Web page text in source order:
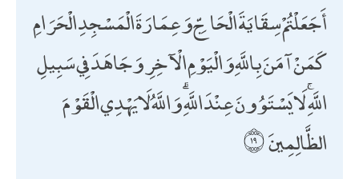
أَجَعَلْتُمْ سِقَايَةَ الْحَاجِّ وَعِمَارَةَ الْمَسْجِدِ الْحَرَامِ
كَمَنْ آمَنَ بِاللَّهِ وَالْيَوْمِ الْآخِرِ وَجَاهَدَ فِي سَبِيلِ
اللَّهِ ۚ لَا يَسْتَوُونَ عِنْدَ اللَّهِ ۗ وَاللَّهُ لَا يَهْدِي الْقَوْمَ
الظَّالِمِينَ